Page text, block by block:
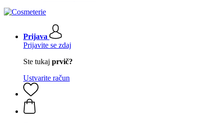
Prijava
Prijavite se zdaj
Ste tukaj prvič?
Ustvarite račun